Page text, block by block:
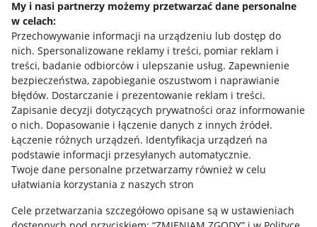
My i nasi partnerzy możemy przetwarzać dane personalne
w celach:
Przechowywanie informacji na urządzeniu lub dostęp do
nich. Spersonalizowane reklamy i treści, pomiar reklam i
treści, badanie odbiorców i ulepszanie usług. Zapewnienie
bezpieczeństwa, zapobieganie oszustwom i naprawianie
błędów. Dostarczanie i prezentowanie reklam i treści.
Zapisanie decyzji dotyczących prywatności oraz informowanie
o nich. Dopasowanie i łączenie danych z innych źródeł.
Łączenie różnych urządzeń. Identyfikacja urządzeń na
podstawie informacji przesyłanych automatycznie.
Twoje dane personalne przetwarzamy również w celu
ułatwiania korzystania z naszych stron
Cele przetwarzania szczegółowo opisane są w ustawieniach
Allegro Gadane dla sprzedających
Allegro Gadane dla kupujących
Mapa miejscowości
Informacje prawne
Regulamin
Polityka plików "cookies"
Ustawienia plików "cookies"
Udostępnianie lokalizacji